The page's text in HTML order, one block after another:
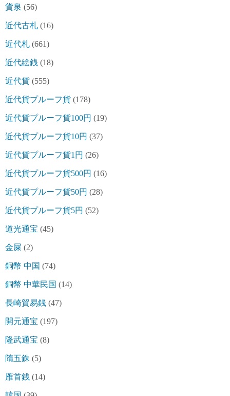
貨泉 (56)
近代古札 (16)
近代札 (661)
近代絵銭 (18)
近代貨 (555)
近代貨プルーフ貨 (178)
近代貨プルーフ貨100円 (19)
近代貨プルーフ貨10円 (37)
近代貨プルーフ貨1円 (26)
近代貨プルーフ貨500円 (16)
近代貨プルーフ貨50円 (28)
近代貨プルーフ貨5円 (52)
道光通宝 (45)
金屎 (2)
銅幣 中国 (74)
銅幣 中華民国 (14)
長崎貿易銭 (47)
開元通宝 (197)
隆武通宝 (8)
隋五銖 (5)
雁首銭 (14)